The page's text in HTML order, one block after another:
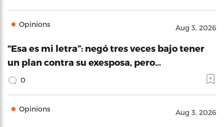
Opinions Aug 3, 2026
“Esa es mi letra”: negó tres veces bajo tener
un plan contra su exesposa, pero…
0
Opinions Aug 3, 2026